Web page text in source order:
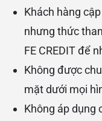
Khách hàng
nhưng thức
FE CREDIT để
Không được
mặt dưới mọi
Không áp dụng